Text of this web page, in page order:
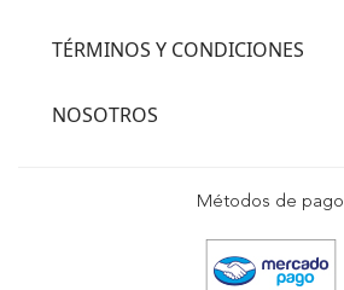
TÉRMINOS Y CONDICIONES
NOSOTROS
Métodos de pago